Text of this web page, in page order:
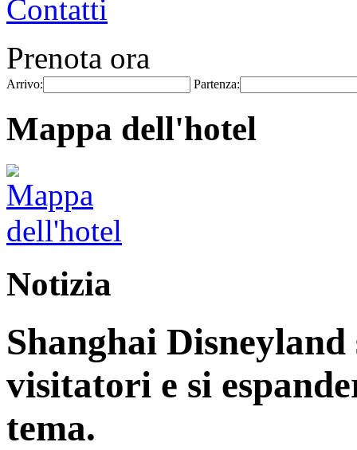
Contatti
Prenota ora
Arrivo: Partenza:
Mappa dell'hotel
Notizia
Shanghai
visitatori e si
tema.